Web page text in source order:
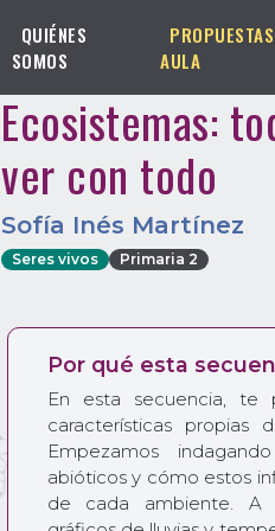
QUIÉNES
SOMOS
AULA
Ecosistemas:
ver con todo
Sofía Inés Martínez
Seres vivos Primaria 2
Por qué esta
En esta secuencia, te
características propias
Empezamos
abióticos y cómo estos
de cada ambiente. A